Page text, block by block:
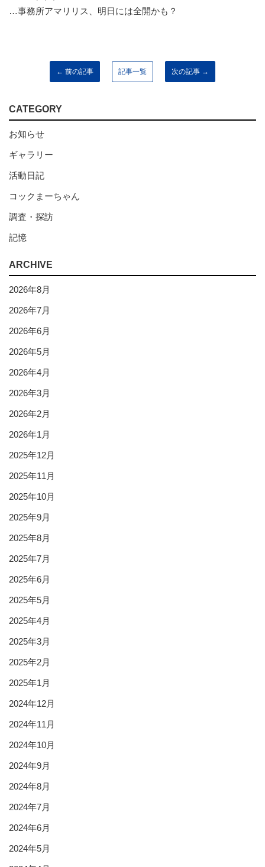
…事務所アマリリス、明日には全開かも？
← 前の記事 記事一覧 次の記事 →
CATEGORY
お知らせ
ギャラリー
活動日記
コックまーちゃん
調査・探訪
記憶
ARCHIVE
2026年8月
2026年7月
2026年6月
2026年5月
2026年4月
2026年3月
2026年2月
2026年1月
2025年12月
2025年11月
2025年10月
2025年9月
2025年8月
2025年7月
2025年6月
2025年5月
2025年4月
2025年3月
2025年2月
2025年1月
2024年12月
2024年11月
2024年10月
2024年9月
2024年8月
2024年7月
2024年6月
2024年5月